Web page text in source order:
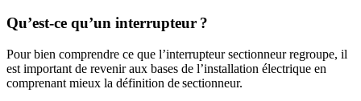
Qu’est-ce qu’un interrupteur ?
Pour bien comprendre ce que l’interrupteur sectionneur regroupe, il
est important de revenir aux bases de l’installation électrique en
comprenant mieux la définition de sectionneur.